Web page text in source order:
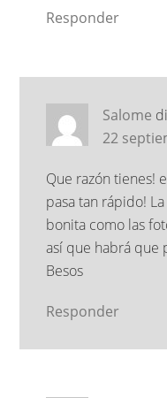
Responder
Salome
22
Que razón tienes!
pasa tan rápido!
bonita como las
así que habrá que
Besos
Responder